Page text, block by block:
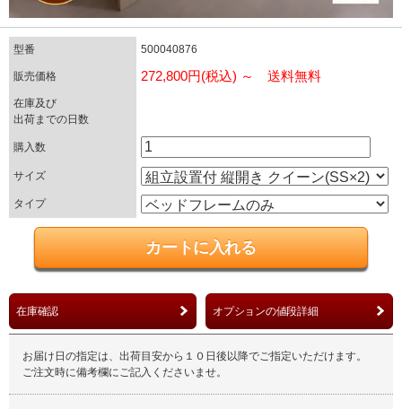
型番 500040876
販売価格 272,800円(税込) ～ 送料無料
在庫及び
出荷までの日数
購入数
サイズ
タイプ
在庫確認 オプションの値段詳細
お届け日の指定は、出荷目安から１０日後以降でご指定いただけます。
ご注文時に備考欄にご記入くださいませ。